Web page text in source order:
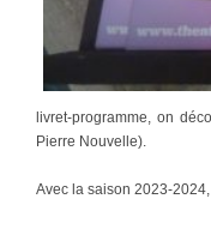
livret-programme, on
Pierre Nouvelle).
Avec la saison 2023-2024,